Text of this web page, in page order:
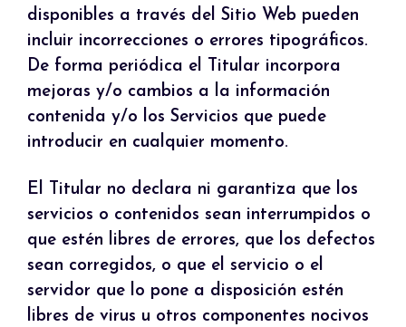
disponibles a través del Sitio Web pueden
incluir incorrecciones o errores tipográficos.
De forma periódica el Titular incorpora
mejoras y/o cambios a la información
contenida y/o los Servicios que puede
introducir en cualquier momento.
El Titular no declara ni garantiza que los
servicios o contenidos sean interrumpidos o
que estén libres de errores, que los defectos
sean corregidos, o que el servicio o el
servidor que lo pone a disposición estén
libres de virus u otros componentes nocivos